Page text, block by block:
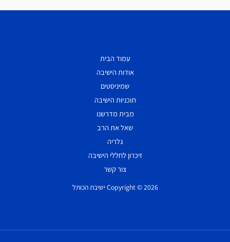
עמוד הבית
אודות הישיבה
שמיניסטים
תוכניות הישיבה
מבית מדרשנו
שאל את הרב
גלריה
זיכרון לחללי הישיבה
צור קשר
Copyright © 2026 ישיבת הכותל